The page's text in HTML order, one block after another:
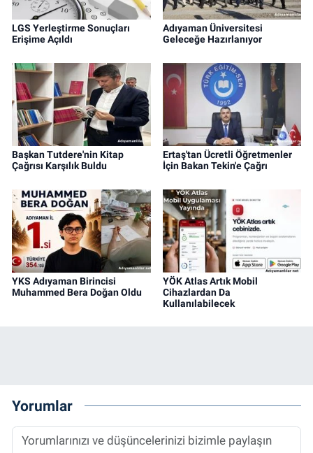
LGS Yerleştirme Sonuçları
Erişime Açıldı
Adıyaman Üniversitesi
Geleceğe Hazırlanıyor
Başkan Tutdere'nin Kitap
Çağrısı Karşılık Buldu
Ertaş'tan Ücretli Öğretmenler
İçin Bakan Tekin'e Çağrı
YKS Adıyaman Birincisi
Muhammed Bera Doğan Oldu
YÖK Atlas Artık Mobil
Cihazlardan Da
Kullanılabilecek
Yorumlar